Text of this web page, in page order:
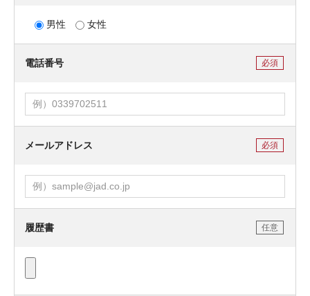
男性 女性
電話番号 必須
メールアドレス 必須
履歴書 任意